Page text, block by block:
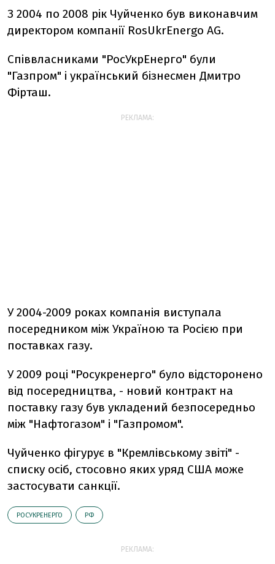
З 2004 по 2008 рік Чуйченко був виконавчим
директором компанії RosUkrEnergo AG.
Співвласниками "РосУкрЕнерго" були
"Газпром" і український бізнесмен Дмитро
Фірташ.
РЕКЛАМА:
У 2004-2009 роках компанія виступала
посередником між Україною та Росією при
поставках газу.
У 2009 році "Росукренерго" було відсторонено
від посередництва, - новий контракт на
поставку газу був укладений безпосередньо
між "Нафтогазом" і "Газпромом".
Чуйченко фігурує в "Кремлівському звіті" -
списку осіб, стосовно яких уряд США може
застосувати санкції.
РОСУКРЕНЕРГО РФ
РЕКЛАМА: